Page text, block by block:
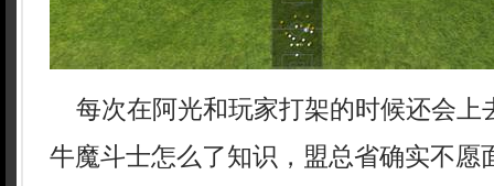
每次在阿光和玩家打架的时候还会上
牛魔斗士怎么了知识，盟总省确实不愿